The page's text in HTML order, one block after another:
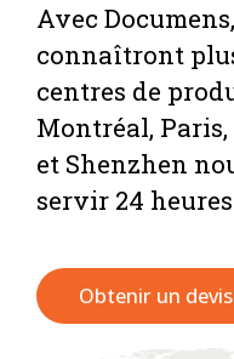
Avec
connaîtront
centres de
Montréal,
et Shenzhen
servir 24
Obtenir un devis